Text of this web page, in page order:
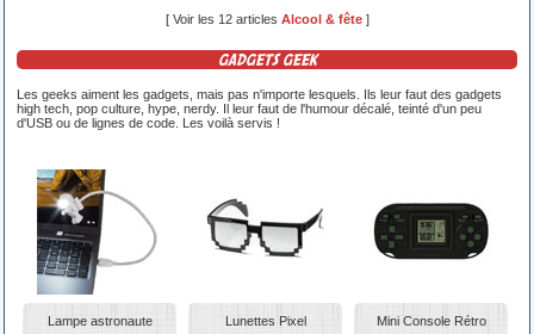
[ Voir les 12 articles Alcool & fête ]
GADGETS GEEK
Les geeks aiment les gadgets, mais pas n'importe lesquels. Ils leur faut des gadgets
high tech, pop culture, hype, nerdy. Il leur faut de l'humour décalé, teinté d'un peu
d'USB ou de lignes de code. Les voilà servis !
Lampe astronaute Lunettes Pixel Mini Console Rétro